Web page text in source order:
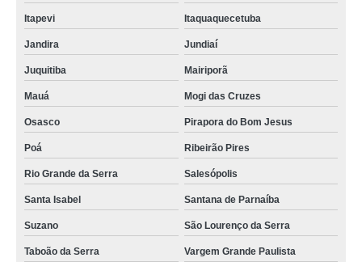
Itapevi Itaquaquecetuba
Jandira Jundiaí
Juquitiba Mairiporã
Mauá Mogi das Cruzes
Osasco Pirapora do Bom Jesus
Poá Ribeirão Pires
Rio Grande da Serra Salesópolis
Santa Isabel Santana de Parnaíba
Suzano São Lourenço da Serra
Taboão da Serra
Vargem Grande Paulista